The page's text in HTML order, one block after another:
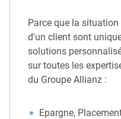
Parce que la
d'un client sont
solutions
sur toutes les
du Groupe Allianz :
Epargne,